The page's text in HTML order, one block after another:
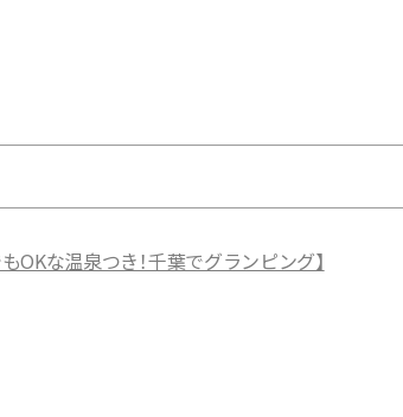
OKな温泉つき！千葉でグランピング】